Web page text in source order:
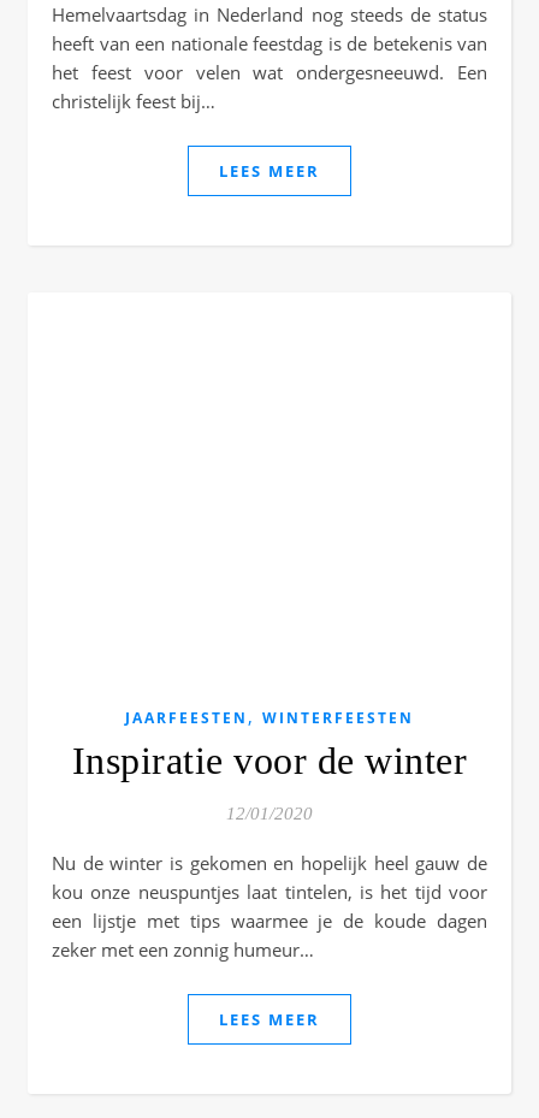
Hemelvaartsdag in Nederland nog steeds de status
heeft van een nationale feestdag is de betekenis van
het feest voor velen wat ondergesneeuwd. Een
christelijk feest bij…
LEES MEER
JAARFEESTEN , WINTERFEESTEN
Inspiratie voor de winter
12/01/2020
Nu de winter is gekomen en hopelijk heel gauw de
kou onze neuspuntjes laat tintelen, is het tijd voor
een lijstje met tips waarmee je de koude dagen
zeker met een zonnig humeur…
LEES MEER